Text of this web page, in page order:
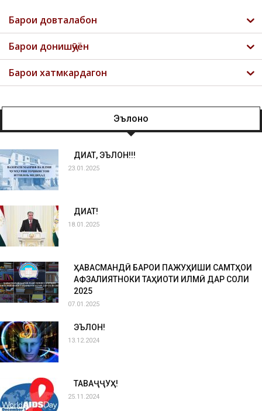
Барои довталабон
Барои донишҷӯён
Барои хатмкардагон
Эълонҳо
ДИҚҚАТ, ЭЪЛОН!!!
23.01.2025
ДИҚҚАТ!
18.01.2025
ҲАВАСМАНДӢ БАРОИ ПАЖУҲИШИ САМТҲОИ
АФЗАЛИЯТНОКИ ТАҲҚИҚОТИ ИЛМӢ ДАР СОЛИ
2025
07.01.2025
ЭЪЛОН!
13.12.2024
ТАВАҶҶУҲ!
25.11.2024